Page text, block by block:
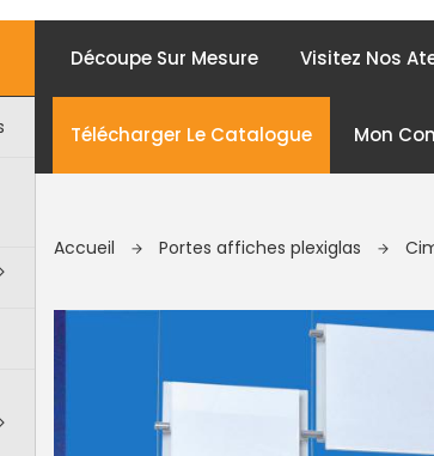
Découpe Sur Mesure Visitez Nos
Télécharger Le Catalogue Mon
Accueil Portes affiches plexiglas